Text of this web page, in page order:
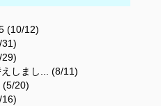
(10/12)
31)
29)
しまし... (8/11)
(5/20)
16)